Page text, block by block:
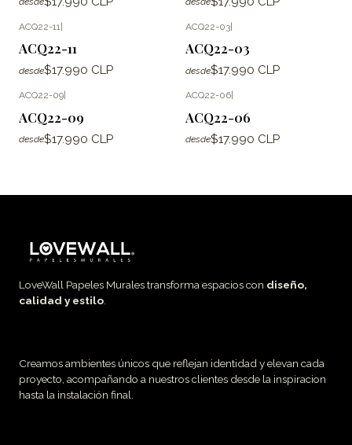
ACQ22-11
ACQ22-11
desde$17.990 CLP
ACQ22-03
ACQ22-03
desde$17.990 CLP
ACQ22-09
ACQ22-09
desde$17.990 CLP
ACQ22-06
ACQ22-06
desde$17.990 CLP
LoveWall Papeles Murales transforma espacios con diseño,
calidad y estilo
Creamos ambientes únicos que reflejan identidad y elevan cada
proyecto, acompañando a nuestros clientes desde la inspiracion
hasta la instalación final.